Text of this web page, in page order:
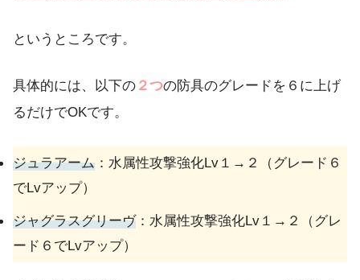
というところです。
具体的には、以下の ２つの防具のグレードを６に上げ
るだけでOKです。
ジュラアーム ：水属性攻撃強化Lv１→２（グレード６
でLvアップ）
ジャグラスグリーヴ：水属性攻撃強化Lv１→２（グレ
ード６でLvアップ）